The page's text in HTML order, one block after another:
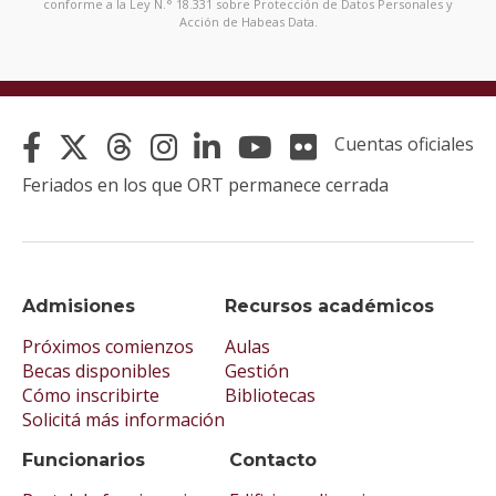
conforme a la Ley N.° 18.331 sobre Protección de Datos Personales y
Acción de Habeas Data.
Admisiones
Próximos comienzos
Becas disponibles
Cómo inscribirte
Solicitá más información
Recursos académicos
Aulas
Gestión
Bibliotecas
Funcionarios Contacto
Cuentas oficiales
Feriados en los que ORT permanece cerrada